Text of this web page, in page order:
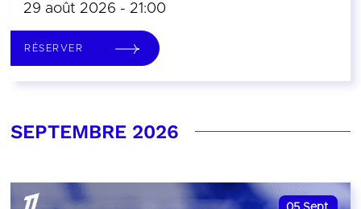
29 août 2026 - 21:00
RÉSERVER
SEPTEMBRE 2026